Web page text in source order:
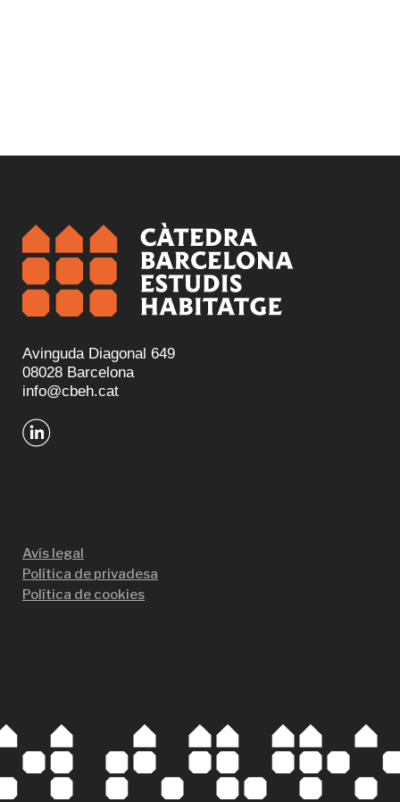
Avinguda Diagonal 649
08028 Barcelona
info@cbeh.cat
Avís legal
Política de privadesa
Política de cookies